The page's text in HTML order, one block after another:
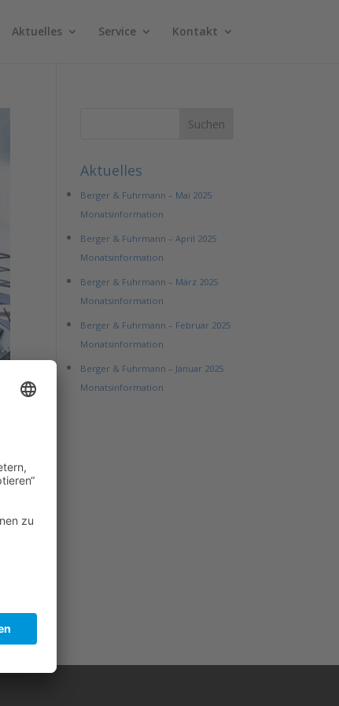
Aktuelles Service Kontakt
Aktuelles
Berger & Fuhrmann – Mai 2025
Monatsinformation
Berger & Fuhrmann – April 2025
Monatsinformation
Berger & Fuhrmann – März 2025
Monatsinformation
Berger & Fuhrmann – Februar 2025
Monatsinformation
Berger & Fuhrmann – Januar 2025
Monatsinformation